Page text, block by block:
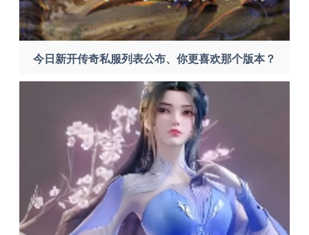
今日新开传奇私服列表公布、你更喜欢那个版本？